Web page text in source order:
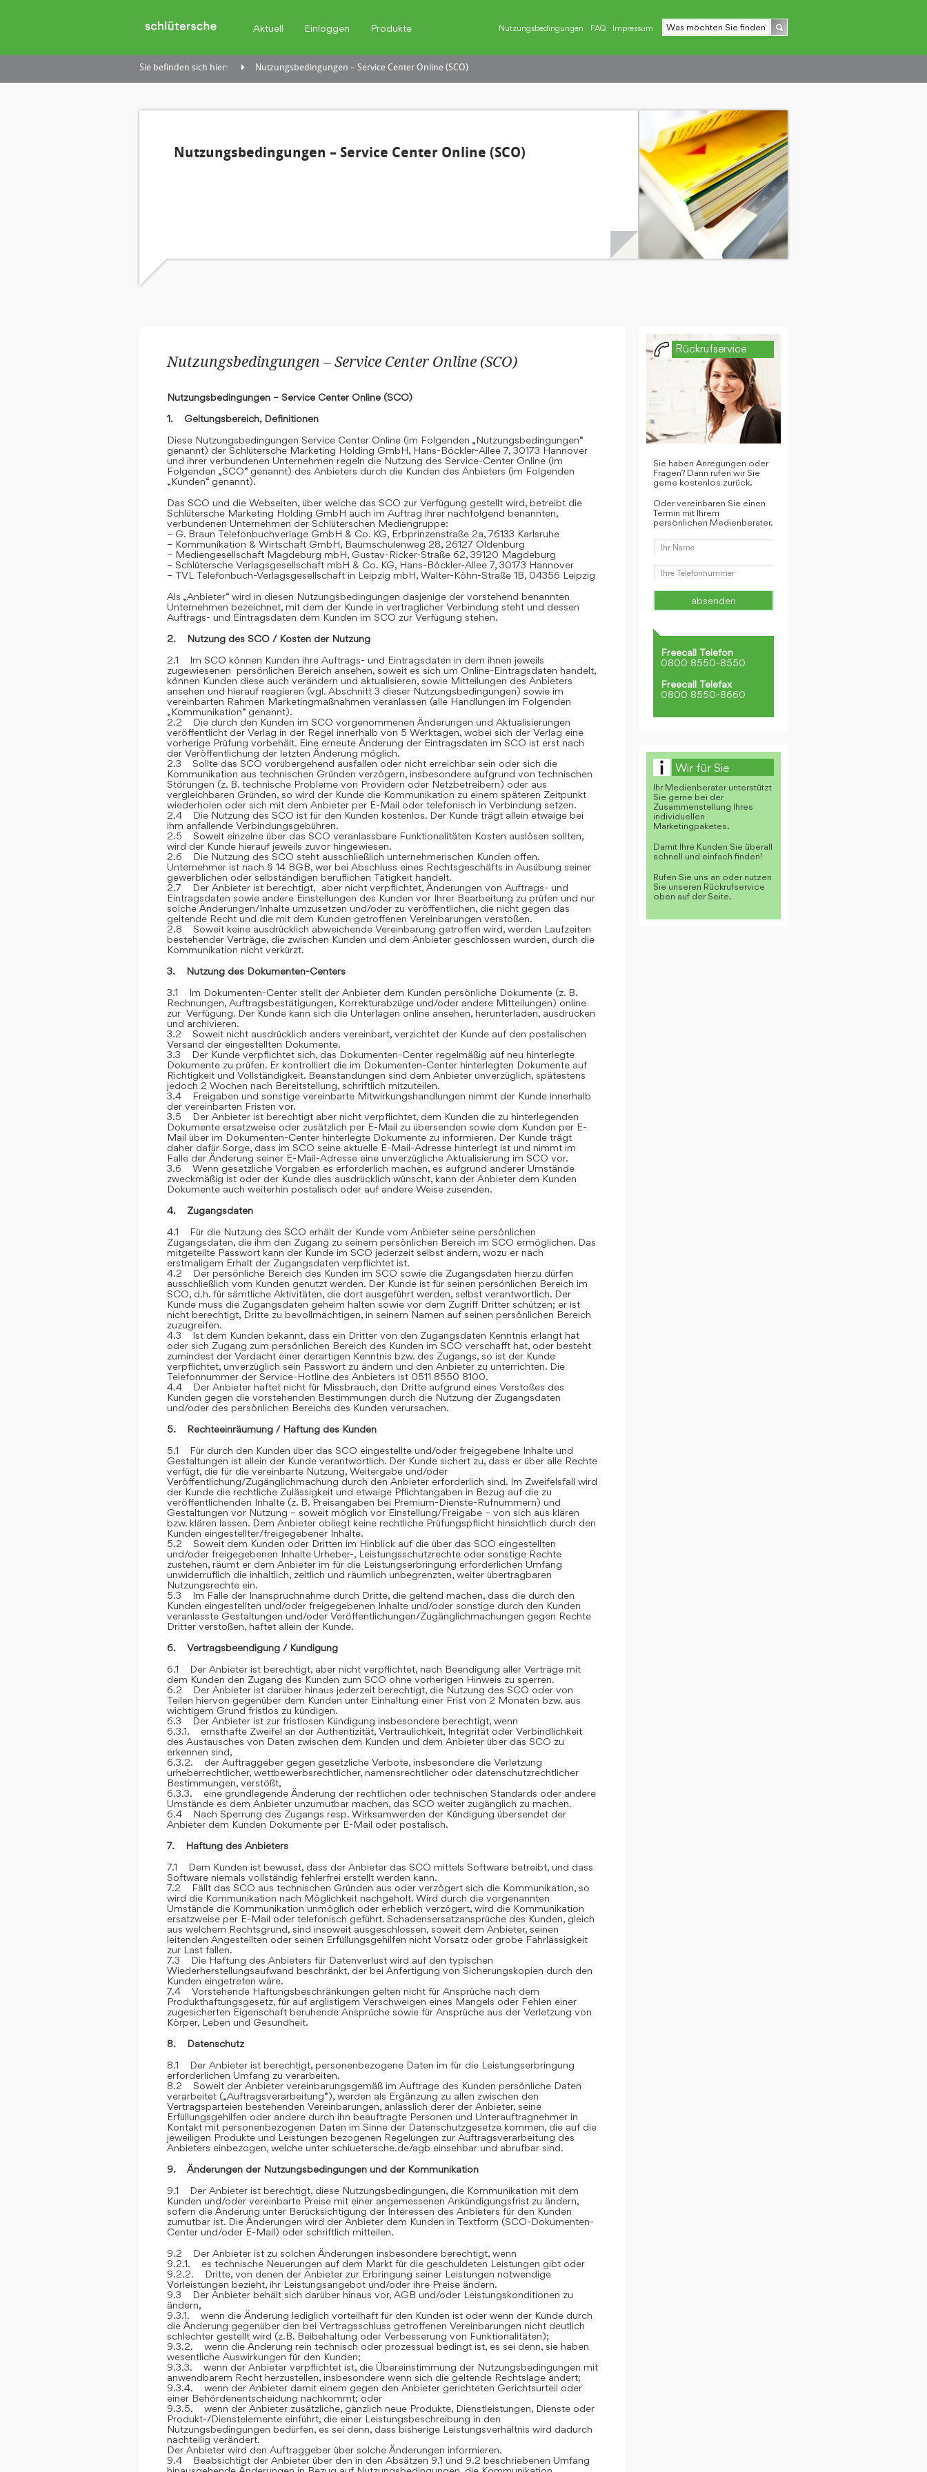
Aktuell Einloggen Produkte Nutzungsbedingungen FAQ Impressum
Sie befinden sich hier: Nutzungsbedingungen – Service Center Online (SCO)
Nutzungsbedingungen – Service Center Online (SCO)
Nutzungsbedingungen – Service Center Online (SCO)
Nutzungsbedingungen – Service Center Online (SCO)
1. Geltungsbereich, Definitionen
Diese Nutzungsbedingungen Service Center Online (im Folgenden „Nutzungsbedingungen“
genannt) der Schlütersche Marketing Holding GmbH, Hans-Böckler-Allee 7, 30173 Hannover
und ihrer verbundenen Unternehmen regeln die Nutzung des Service-Center Online (im
Folgenden „SCO“ genannt) des Anbieters durch die Kunden des Anbieters (im Folgenden
„Kunden“ genannt).
Das SCO und die Webseiten, über welche das SCO zur Verfügung gestellt wird, betreibt die
Schlütersche Marketing Holding GmbH auch im Auftrag ihrer nachfolgend benannten,
verbundenen Unternehmen der Schlüterschen Mediengruppe:
– G. Braun Telefonbuchverlage GmbH & Co. KG, Erbprinzenstraße 2a, 76133 Karlsruhe
– Kommunikation & Wirtschaft GmbH, Baumschulenweg 28, 26127 Oldenburg
– Mediengesellschaft Magdeburg mbH, Gustav-Ricker-Straße 62, 39120 Magdeburg
– Schlütersche Verlagsgesellschaft mbH & Co. KG, Hans-Böckler-Allee 7, 30173 Hannover
– TVL Telefonbuch-Verlagsgesellschaft in Leipzig mbH, Walter-Köhn-Straße 1B, 04356 Leipzig
Als „Anbieter“ wird in diesen Nutzungsbedingungen dasjenige der vorstehend benannten
Unternehmen bezeichnet, mit dem der Kunde in vertraglicher Verbindung steht und dessen
Auftrags- und Eintragsdaten dem Kunden im SCO zur Verfügung stehen.
2. Nutzung des SCO / Kosten der Nutzung
2.1 Im SCO können Kunden ihre Auftrags- und Eintragsdaten in dem ihnen jeweils
zugewiesenen persönlichen Bereich ansehen, soweit es sich um Online-Eintragsdaten handelt,
können Kunden diese auch verändern und aktualisieren, sowie Mitteilungen des Anbieters
ansehen und hierauf reagieren (vgl. Abschnitt 3 dieser Nutzungsbedingungen) sowie im
vereinbarten Rahmen Marketingmaßnahmen veranlassen (alle Handlungen im Folgenden
„Kommunikation“ genannt).
2.2 Die durch den Kunden im SCO vorgenommenen Änderungen und Aktualisierungen
veröffentlicht der Verlag in der Regel innerhalb von 5 Werktagen, wobei sich der Verlag eine
vorherige Prüfung vorbehält. Eine erneute Änderung der Eintragsdaten im SCO ist erst nach
der Veröffentlichung der letzten Änderung möglich.
2.3 Sollte das SCO vorübergehend ausfallen oder nicht erreichbar sein oder sich die
Kommunikation aus technischen Gründen verzögern, insbesondere aufgrund von technischen
Störungen (z. B. technische Probleme von Providern oder Netzbetreibern) oder aus
vergleichbaren Gründen, so wird der Kunde die Kommunikation zu einem späteren Zeitpunkt
wiederholen oder sich mit dem Anbieter per E-Mail oder telefonisch in Verbindung setzen.
2.4 Die Nutzung des SCO ist für den Kunden kostenlos. Der Kunde trägt allein etwaige bei
ihm anfallende Verbindungsgebühren.
2.5 Soweit einzelne über das SCO veranlassbare Funktionalitäten Kosten auslösen sollten,
wird der Kunde hierauf jeweils zuvor hingewiesen.
2.6 Die Nutzung des SCO steht ausschließlich unternehmerischen Kunden offen.
Unternehmer ist nach § 14 BGB, wer bei Abschluss eines Rechtsgeschäfts in Ausübung seiner
gewerblichen oder selbständigen beruflichen Tätigkeit handelt.
2.7 Der Anbieter ist berechtigt, aber nicht verpflichtet, Änderungen von Auftrags- und
Eintragsdaten sowie andere Einstellungen des Kunden vor Ihrer Bearbeitung zu prüfen und nur
solche Änderungen/Inhalte umzusetzen und/oder zu veröffentlichen, die nicht gegen das
geltende Recht und die mit dem Kunden getroffenen Vereinbarungen verstoßen.
2.8 Soweit keine ausdrücklich abweichende Vereinbarung getroffen wird, werden Laufzeiten
bestehender Verträge, die zwischen Kunden und dem Anbieter geschlossen wurden, durch die
Kommunikation nicht verkürzt.
3. Nutzung des Dokumenten-Centers
3.1 Im Dokumenten-Center stellt der Anbieter dem Kunden persönliche Dokumente (z. B.
Rechnungen, Auftragsbestätigungen, Korrekturabzüge und/oder andere Mitteilungen) online
zur Verfügung. Der Kunde kann sich die Unterlagen online ansehen, herunterladen, ausdrucken
und archivieren.
3.2 Soweit nicht ausdrücklich anders vereinbart, verzichtet der Kunde auf den postalischen
Versand der eingestellten Dokumente.
3.3 Der Kunde verpflichtet sich, das Dokumenten-Center regelmäßig auf neu hinterlegte
Dokumente zu prüfen. Er kontrolliert die im Dokumenten-Center hinterlegten Dokumente auf
Richtigkeit und Vollständigkeit. Beanstandungen sind dem Anbieter unverzüglich, spätestens
jedoch 2 Wochen nach Bereitstellung, schriftlich mitzuteilen.
3.4 Freigaben und sonstige vereinbarte Mitwirkungshandlungen nimmt der Kunde innerhalb
der vereinbarten Fristen vor.
3.5 Der Anbieter ist berechtigt aber nicht verpflichtet, dem Kunden die zu hinterlegenden
Dokumente ersatzweise oder zusätzlich per E-Mail zu übersenden sowie dem Kunden per E-
Mail über im Dokumenten-Center hinterlegte Dokumente zu informieren. Der Kunde trägt
daher dafür Sorge, dass im SCO seine aktuelle E-Mail-Adresse hinterlegt ist und nimmt im
Falle der Änderung seiner E-Mail-Adresse eine unverzügliche Aktualisierung im SCO vor.
3.6 Wenn gesetzliche Vorgaben es erforderlich machen, es aufgrund anderer Umstände
zweckmäßig ist oder der Kunde dies ausdrücklich wünscht, kann der Anbieter dem Kunden
Dokumente auch weiterhin postalisch oder auf andere Weise zusenden.
4. Zugangsdaten
4.1 Für die Nutzung des SCO erhält der Kunde vom Anbieter seine persönlichen
Zugangsdaten, die ihm den Zugang zu seinem persönlichen Bereich im SCO ermöglichen. Das
mitgeteilte Passwort kann der Kunde im SCO jederzeit selbst ändern, wozu er nach
erstmaligem Erhalt der Zugangsdaten verpflichtet ist.
4.2 Der persönliche Bereich des Kunden im SCO sowie die Zugangsdaten hierzu dürfen
ausschließlich vom Kunden genutzt werden. Der Kunde ist für seinen persönlichen Bereich im
SCO, d.h. für sämtliche Aktivitäten, die dort ausgeführt werden, selbst verantwortlich. Der
Kunde muss die Zugangsdaten geheim halten sowie vor dem Zugriff Dritter schützen; er ist
nicht berechtigt, Dritte zu bevollmächtigen, in seinem Namen auf seinen persönlichen Bereich
zuzugreifen.
4.3 Ist dem Kunden bekannt, dass ein Dritter von den Zugangsdaten Kenntnis erlangt hat
oder sich Zugang zum persönlichen Bereich des Kunden im SCO verschafft hat, oder besteht
zumindest der Verdacht einer derartigen Kenntnis bzw. des Zugangs, so ist der Kunde
verpflichtet, unverzüglich sein Passwort zu ändern und den Anbieter zu unterrichten. Die
Telefonnummer der Service-Hotline des Anbieters ist 0511 8550 8100.
4.4 Der Anbieter haftet nicht für Missbrauch, den Dritte aufgrund eines Verstoßes des
Kunden gegen die vorstehenden Bestimmungen durch die Nutzung der Zugangsdaten
und/oder des persönlichen Bereichs des Kunden verursachen.
5. Rechteeinräumung / Haftung des Kunden
5.1 Für durch den Kunden über das SCO eingestellte und/oder freigegebene Inhalte und
Gestaltungen ist allein der Kunde verantwortlich. Der Kunde sichert zu, dass er über alle Rechte
verfügt, die für die vereinbarte Nutzung, Weitergabe und/oder
Veröffentlichung/Zugänglichmachung durch den Anbieter erforderlich sind. Im Zweifelsfall wird
der Kunde die rechtliche Zulässigkeit und etwaige Pflichtangaben in Bezug auf die zu
veröffentlichenden Inhalte (z. B. Preisangaben bei Premium-Dienste-Rufnummern) und
Gestaltungen vor Nutzung – soweit möglich vor Einstellung/Freigabe – von sich aus klären
bzw. klären lassen. Dem Anbieter obliegt keine rechtliche Prüfungspflicht hinsichtlich durch den
Kunden eingestellter/freigegebener Inhalte.
5.2 Soweit dem Kunden oder Dritten im Hinblick auf die über das SCO eingestellten
und/oder freigegebenen Inhalte Urheber-, Leistungsschutzrechte oder sonstige Rechte
zustehen, räumt er dem Anbieter im für die Leistungserbringung erforderlichen Umfang
unwiderruflich die inhaltlich, zeitlich und räumlich unbegrenzten, weiter übertragbaren
Nutzungsrechte ein.
5.3 Im Falle der Inanspruchnahme durch Dritte, die geltend machen, dass die durch den
Kunden eingestellten und/oder freigegebenen Inhalte und/oder sonstige durch den Kunden
veranlasste Gestaltungen und/oder Veröffentlichungen/Zugänglichmachungen gegen Rechte
Dritter verstoßen, haftet allein der Kunde.
6. Vertragsbeendigung / Kündigung
6.1 Der Anbieter ist berechtigt, aber nicht verpflichtet, nach Beendigung aller Verträge mit
dem Kunden den Zugang des Kunden zum SCO ohne vorherigen Hinweis zu sperren.
6.2 Der Anbieter ist darüber hinaus jederzeit berechtigt, die Nutzung des SCO oder von
Teilen hiervon gegenüber dem Kunden unter Einhaltung einer Frist von 2 Monaten bzw. aus
wichtigem Grund fristlos zu kündigen.
6.3 Der Anbieter ist zur fristlosen Kündigung insbesondere berechtigt, wenn
6.3.1. ernsthafte Zweifel an der Authentizität, Vertraulichkeit, Integrität oder Verbindlichkeit
des Austausches von Daten zwischen dem Kunden und dem Anbieter über das SCO zu
erkennen sind,
6.3.2. der Auftraggeber gegen gesetzliche Verbote, insbesondere die Verletzung
urheberrechtlicher, wettbewerbsrechtlicher, namensrechtlicher oder datenschutzrechtlicher
Bestimmungen, verstößt,
6.3.3. eine grundlegende Änderung der rechtlichen oder technischen Standards oder andere
Umstände es dem Anbieter unzumutbar machen, das SCO weiter zugänglich zu machen.
6.4 Nach Sperrung des Zugangs resp. Wirksamwerden der Kündigung übersendet der
Anbieter dem Kunden Dokumente per E-Mail oder postalisch.
7. Haftung des Anbieters
7.1 Dem Kunden ist bewusst, dass der Anbieter das SCO mittels Software betreibt, und dass
Software niemals vollständig fehlerfrei erstellt werden kann.
7.2 Fällt das SCO aus technischen Gründen aus oder verzögert sich die Kommunikation, so
wird die Kommunikation nach Möglichkeit nachgeholt. Wird durch die vorgenannten
Umstände die Kommunikation unmöglich oder erheblich verzögert, wird die Kommunikation
ersatzweise per E-Mail oder telefonisch geführt. Schadensersatzansprüche des Kunden, gleich
aus welchem Rechtsgrund, sind insoweit ausgeschlossen, soweit dem Anbieter, seinen
leitenden Angestellten oder seinen Erfüllungsgehilfen nicht Vorsatz oder grobe Fahrlässigkeit
zur Last fallen.
7.3 Die Haftung des Anbieters für Datenverlust wird auf den typischen
Wiederherstellungsaufwand beschränkt, der bei Anfertigung von Sicherungskopien durch den
Kunden eingetreten wäre.
7.4 Vorstehende Haftungsbeschränkungen gelten nicht für Ansprüche nach dem
Produkthaftungsgesetz, für auf arglistigem Verschweigen eines Mangels oder Fehlen einer
zugesicherten Eigenschaft beruhende Ansprüche sowie für Ansprüche aus der Verletzung von
Körper, Leben und Gesundheit.
8. Datenschutz
8.1 Der Anbieter ist berechtigt, personenbezogene Daten im für die Leistungserbringung
erforderlichen Umfang zu verarbeiten.
8.2 Soweit der Anbieter vereinbarungsgemäß im Auftrage des Kunden persönliche Daten
verarbeitet („Auftragsverarbeitung“), werden als Ergänzung zu allen zwischen den
Vertragsparteien bestehenden Vereinbarungen, anlässlich derer der Anbieter, seine
Erfüllungsgehilfen oder andere durch ihn beauftragte Personen und Unterauftragnehmer in
Kontakt mit personenbezogenen Daten im Sinne der Datenschutzgesetze kommen, die auf die
jeweiligen Produkte und Leistungen bezogenen Regelungen zur Auftragsverarbeitung des
Anbieters einbezogen, welche unter schluetersche.de/agb einsehbar und abrufbar sind.
9. Änderungen der Nutzungsbedingungen und der Kommunikation
9.1 Der Anbieter ist berechtigt, diese Nutzungsbedingungen, die Kommunikation mit dem
Kunden und/oder vereinbarte Preise mit einer angemessenen Ankündigungsfrist zu ändern,
sofern die Änderung unter Berücksichtigung der Interessen des Anbieters für den Kunden
zumutbar ist. Die Änderungen wird der Anbieter dem Kunden in Textform (SCO-Dokumenten-
Center und/oder E-Mail) oder schriftlich mitteilen.
9.2 Der Anbieter ist zu solchen Änderungen insbesondere berechtigt, wenn
9.2.1. es technische Neuerungen auf dem Markt für die geschuldeten Leistungen gibt oder
9.2.2. Dritte, von denen der Anbieter zur Erbringung seiner Leistungen notwendige
Vorleistungen bezieht, ihr Leistungsangebot und/oder ihre Preise ändern.
9.3 Der Anbieter behält sich darüber hinaus vor, AGB und/oder Leistungskonditionen zu
ändern,
9.3.1. wenn die Änderung lediglich vorteilhaft für den Kunden ist oder wenn der Kunde durch
die Änderung gegenüber den bei Vertragsschluss getroffenen Vereinbarungen nicht deutlich
schlechter gestellt wird (z.B. Beibehaltung oder Verbesserung von Funktionalitäten);
9.3.2. wenn die Änderung rein technisch oder prozessual bedingt ist, es sei denn, sie haben
wesentliche Auswirkungen für den Kunden;
9.3.3. wenn der Anbieter verpflichtet ist, die Übereinstimmung der Nutzungsbedingungen mit
anwendbarem Recht herzustellen, insbesondere wenn sich die geltende Rechtslage ändert;
9.3.4. wenn der Anbieter damit einem gegen den Anbieter gerichteten Gerichtsurteil oder
einer Behördenentscheidung nachkommt; oder
9.3.5. wenn der Anbieter zusätzliche, gänzlich neue Produkte, Dienstleistungen, Dienste oder
Produkt-/Dienstelemente einführt, die einer Leistungsbeschreibung in den
Nutzungsbedingungen bedürfen, es sei denn, dass bisherige Leistungsverhältnis wird dadurch
nachteilig verändert.
Der Anbieter wird den Auftraggeber über solche Änderungen informieren.
9.4 Beabsichtigt der Anbieter über den in den Absätzen 9.1 und 9.2 beschriebenen Umfang
Rückrufservice
Sie haben Anregungen oder
Fragen? Dann rufen wir Sie
gerne kostenlos zurück.
Oder vereinbaren Sie einen
Termin mit Ihrem
persönlichen Medienberater.
Freecall Telefon
0800 8550-8550
Freecall Telefax
0800 8550-8660
Wir für Sie
Ihr Medienberater unterstützt
Sie gerne bei der
Zusammenstellung Ihres
individuellen
Marketingpaketes.
Damit Ihre Kunden Sie überall
schnell und einfach finden!
Rufen Sie uns an oder nutzen
Sie unseren Rückrufservice
oben auf der Seite.